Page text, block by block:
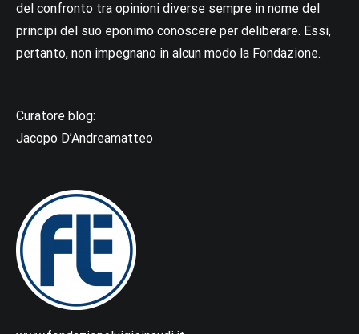
del confronto tra opinioni diverse sempre in nome del
principi del suo eponimo conoscere per deliberare. Essi,
pertanto, non impegnano in alcun modo la Fondazione.
Curatore blog:
Jacopo D’Andreamatteo